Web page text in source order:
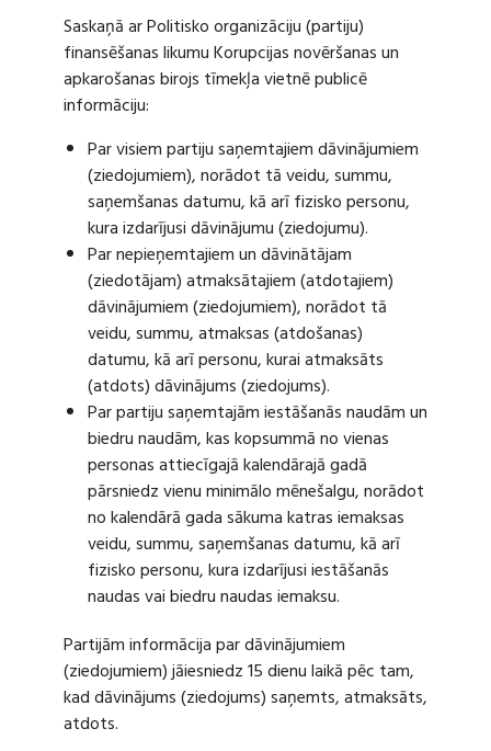
Saskaņā ar Politisko organizāciju (partiju)
finansēšanas likumu Korupcijas novēršanas un
apkarošanas birojs tīmekļa vietnē publicē
informāciju:
Par visiem partiju saņemtajiem dāvinājumiem
(ziedojumiem), norādot tā veidu, summu,
saņemšanas datumu, kā arī fizisko personu,
kura izdarījusi dāvinājumu (ziedojumu).
Par nepieņemtajiem un dāvinātājam
(ziedotājam) atmaksātajiem (atdotajiem)
dāvinājumiem (ziedojumiem), norādot tā
veidu, summu, atmaksas (atdošanas)
datumu, kā arī personu, kurai atmaksāts
(atdots) dāvinājums (ziedojums).
Par partiju saņemtajām iestāšanās naudām un
biedru naudām, kas kopsummā no vienas
personas attiecīgajā kalendārajā gadā
pārsniedz vienu minimālo mēnešalgu, norādot
no kalendārā gada sākuma katras iemaksas
veidu, summu, saņemšanas datumu, kā arī
fizisko personu, kura izdarījusi iestāšanās
naudas vai biedru naudas iemaksu.
Partijām informācija par dāvinājumiem
(ziedojumiem) jāiesniedz 15 dienu laikā pēc tam,
kad dāvinājums (ziedojums) saņemts, atmaksāts,
atdots.